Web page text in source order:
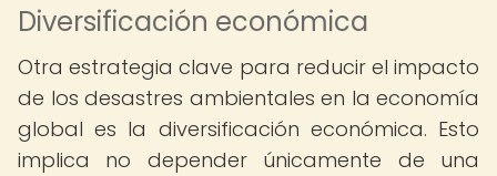
Diversificación económica
Otra estrategia clave para reducir el impacto
de los desastres ambientales en la economía
global es la diversificación económica. Esto
implica no depender únicamente de una